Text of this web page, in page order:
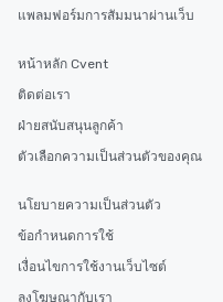
แพลมฟอร์มการสัมมนาผ่านเว็บ
หน้าหลัก Cvent
ติดต่อเรา
ฝ่ายสนับสนุนลูกค้า
ตัวเลือกความเป็นส่วนตัวของคุณ
นโยบายความเป็นส่วนตัว
ข้อกำหนดการใช้
เงื่อนไขการใช้งานเว็บไซต์
ลงโฆษณากับเรา